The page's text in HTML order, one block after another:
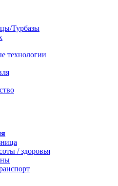
Турбазы
технологии
/ здоровья